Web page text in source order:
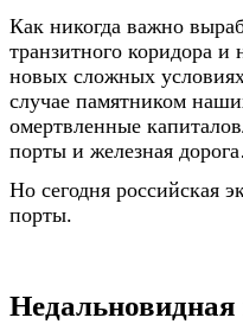
Как никогда важно
транзитного коридора
новых сложных
случае памятником
омертвленные
порты и железная
Но сегодня российская
порты.
Недальновидная